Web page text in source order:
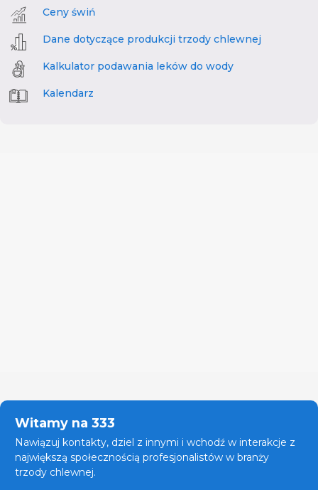
Ceny świń
Dane dotyczące produkcji trzody chlewnej
Kalkulator podawania leków do wody
Kalendarz
Witamy na 333
Nawiązuj kontakty, dziel z innymi i wchodź w interakcje z
największą społecznością profesjonalistów w branży
trzody chlewnej.